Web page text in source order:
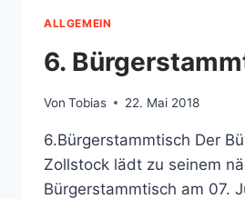
ALLGEMEIN
6.
Von Tobias 22. Mai 2018
6.Bürgerstammtisch Der
Zollstock lädt zu seinem
Bürgerstammtisch am 07.